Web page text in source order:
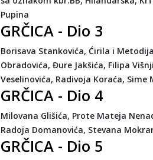
Pupina
GRČICA - Dio 3
Borisava Stankovića, Ćirila i
Obradovića, Đure Jakšića, Filipa
Veselinovića, Radivoja Koraća, Sime
GRČICA - Dio 4
Milovana Glišića, Prote Mateja
Radoja Domanovića, Stevana
GRČICA - Dio 5